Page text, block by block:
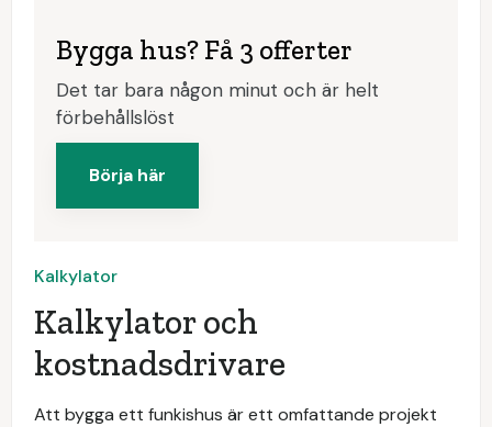
Bygga hus? Få 3 offerter
Det tar bara någon minut och är helt
förbehållslöst
Börja här
Kalkylator
Kalkylator och
kostnadsdrivare
Att bygga ett funkishus är ett omfattande projekt